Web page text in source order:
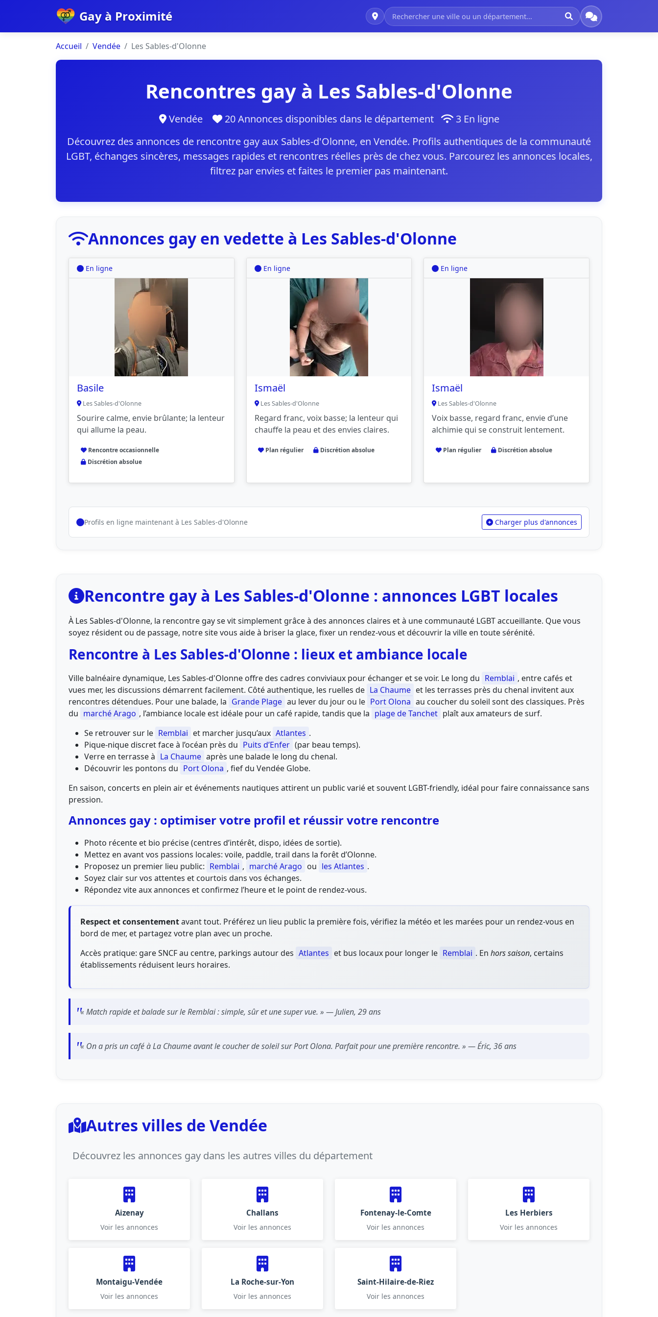
Gay à Proximité
Accueil Vendée Les Sables-d'Olonne
Rencontres gay à Les Sables-d'Olonne
Vendée 20 Annonces disponibles dans le département
3 En ligne
Découvrez des annonces de rencontre gay aux Sables-d'Olonne, en Vendée. Profils authentiques de la communauté
LGBT, échanges sincères, messages rapides et rencontres réelles près de chez vous. Parcourez les annonces locales,
filtrez par envies et faites le premier pas maintenant.
Annonces gay en vedette à Les Sables-d'Olonne
En ligne
Basile
Les Sables-d'Olonne
Sourire calme, envie brûlante; la lenteur
qui allume la peau.
Rencontre occasionnelle
Discrétion absolue
En ligne
Ismaël
Les Sables-d'Olonne
Regard franc, voix basse; la lenteur qui
chauffe la peau et des envies claires.
Plan régulier Discrétion absolue
En ligne
Ismaël
Les Sables-d'Olonne
Voix basse, regard franc, envie d’une
alchimie qui se construit lentement.
Plan régulier Discrétion absolue
Profils en ligne maintenant à Les Sables-d'Olonne Charger plus d'annonces
Rencontre gay à Les Sables-d'Olonne : annonces LGBT locales
À Les Sables-d'Olonne, la rencontre gay se vit simplement grâce à des annonces claires et à une communauté LGBT accueillante. Que vous
soyez résident ou de passage, notre site vous aide à briser la glace, fixer un rendez-vous et découvrir la ville en toute sérénité.
Rencontre à Les Sables-d'Olonne : lieux et ambiance locale
Ville balnéaire dynamique, Les Sables-d'Olonne offre des cadres conviviaux pour échanger et se voir. Le long du Remblai , entre cafés et
vues mer, les discussions démarrent facilement. Côté authentique, les ruelles de La Chaume et les terrasses près du chenal invitent aux
rencontres détendues. Pour une balade, la Grande Plage au lever du jour ou le Port Olona au coucher du soleil sont des classiques. Près
du marché Arago , l’ambiance locale est idéale pour un café rapide, tandis que la plage de Tanchet plaît aux amateurs de surf.
Se retrouver sur le Remblai et marcher jusqu’aux Atlantes .
Pique-nique discret face à l’océan près du Puits d’Enfer (par beau temps).
Verre en terrasse à La Chaume après une balade le long du chenal.
Découvrir les pontons du Port Olona , fief du Vendée Globe.
En saison, concerts en plein air et événements nautiques attirent un public varié et souvent LGBT-friendly, idéal pour faire connaissance sans
pression.
Annonces gay : optimiser votre profil et réussir votre rencontre
Photo récente et bio précise (centres d’intérêt, dispo, idées de sortie).
Mettez en avant vos passions locales: voile, paddle, trail dans la forêt d’Olonne.
Proposez un premier lieu public: Remblai , marché Arago ou les Atlantes .
Soyez clair sur vos attentes et courtois dans vos échanges.
Répondez vite aux annonces et confirmez l’heure et le point de rendez-vous.
Respect et consentementavant tout. Préférez un lieu public la première fois, vérifiez la météo et les marées pour un rendez-vous en
bord de mer, et partagez votre plan avec un proche.
Accès pratique: gare SNCF au centre, parkings autour des Atlantes et bus locaux pour longer le Remblai . En hors saison, certains
établissements réduisent leurs horaires.
« Match rapide et balade sur le Remblai : simple, sûr et une super vue. » — Julien, 29 ans
« On a pris un café à La Chaume avant le coucher de soleil sur Port Olona. Parfait pour une première rencontre. » — Éric, 36 ans
Autres villes de Vendée
Découvrez les annonces gay dans les autres villes du département
Aizenay
Voir les annonces
Challans
Voir les annonces
Fontenay-le-Comte
Voir les annonces
Les Herbiers
Voir les annonces
Montaigu-Vendée
Voir les annonces
La Roche-sur-Yon
Voir les annonces
Saint-Hilaire-de-Riez
Voir les annonces